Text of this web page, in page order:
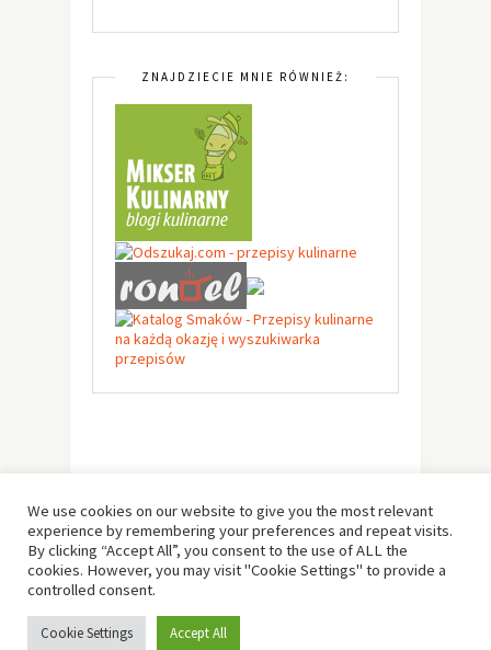
ZNAJDZIECIE MNIE RÓWNIEŻ:
Designed & Developed by
We use cookies on our website to give you the most relevant
experience by remembering your preferences and repeat visits.
By clicking “Accept All”, you consent to the use of ALL the
cookies. However, you may visit "Cookie Settings" to provide a
controlled consent.
Cookie Settings Accept All